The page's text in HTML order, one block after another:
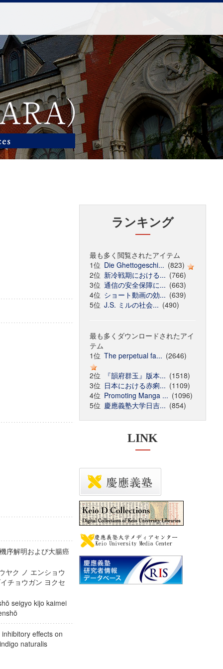
序解明および大腸癌
ヤク ノ エンショウ
チョウガン ヨクセ
seigyo kijo kaimei
effects on
naturalis
ランキング
最も多く閲覧されたアイテム
1位 Die Ghettogeschi... (823)
2位 新冷戦期における... (766)
3位 通信の安全保障に... (663)
4位 ショート動画の効... (639)
5位 J.S. ミルの社会... (490)
最も多くダウンロードされたアイ
テム
1位 The perpetual fa... (2646)
2位
『韻府群玉』版本... (1518)
3位 日本における赤痢... (1109)
4位 Promoting Manga ... (1096)
5位 慶應義塾大学日吉... (854)
LINK